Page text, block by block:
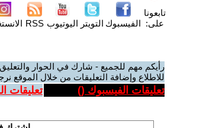
تابعونا
على: الفيسبوك التويتر اليوتيوب RSS
رأيكم مهم للجميع - شارك في الحوار
للاطلاع وإضافة التعليقات من خلال الموقع
تعليقات الفيسبوك () تعليقات